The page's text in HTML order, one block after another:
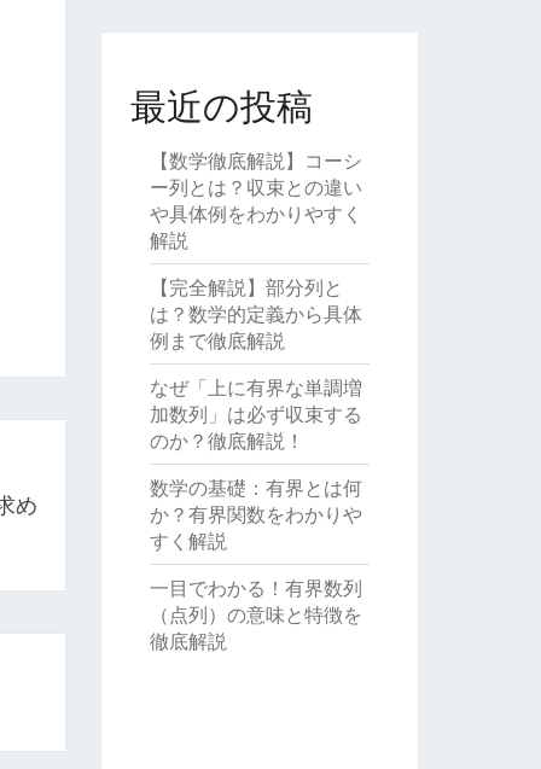
め
最近の投稿
【数学徹底解説】コーシ
ー列とは？収束との違い
や具体例をわかりやすく
解説
【完全解説】部分列と
は？数学的定義から具体
例まで徹底解説
なぜ「上に有界な単調増
加数列」は必ず収束する
のか？徹底解説！
数学の基礎：有界とは何
か？有界関数をわかりや
すく解説
一目でわかる！有界数列
（点列）の意味と特徴を
徹底解説